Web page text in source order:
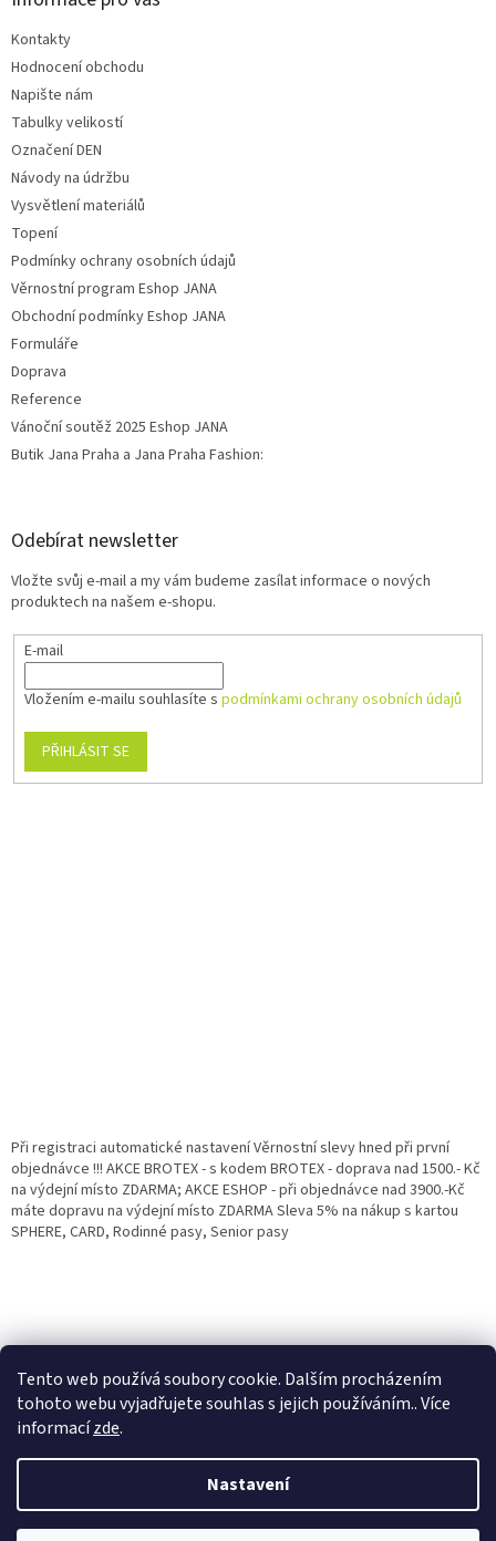
Tento web používá soubory cookie. Dalším procházením
tohoto webu vyjadřujete souhlas s jejich používáním.. Více
informacízde.
Nastavení
nastavená Věrnostní sleva 3% - 10% na Všechny Vaše další nákupy. Čím
víc nakoupíte, tím větší slevu můžete získat. Vaše objednávky se sčítají.
Využít můžete i "Slevové kody" nebo DOPRAVU ZDARMA. Přejeme
Kontakty
Hodnocení obchodu
Napište nám
Tabulky velikostí
Označení DEN
Návody na údržbu
Vysvětlení materiálů
Topení
Podmínky ochrany osobních údajů
Věrnostní program Eshop JANA
Obchodní podmínky Eshop JANA
Formuláře
Doprava
Reference
Vánoční soutěž 2025 Eshop JANA
Butik Jana Praha a Jana Praha Fashion:
Odebírat newsletter
Vložte svůj e-mail a my vám budeme zasílat informace o nových
produktech na našem e-shopu.
E-mail
Vložením e-mailu souhlasíte s podmínkami ochrany osobních údajů
PŘIHLÁSIT SE
Při registraci automatické nastavení Věrnostní slevy hned při první
objednávce !!! AKCE BROTEX - s kodem BROTEX - doprava nad 1500.- Kč
na výdejní místo ZDARMA; AKCE ESHOP - při objednávce nad 3900.-Kč
máte dopravu na výdejní místo ZDARMA Sleva 5% na nákup s kartou
SPHERE, CARD, Rodinné pasy, Senior pasy
Copyright 2026Eshop Jana. Všechna práva vyhrazena.